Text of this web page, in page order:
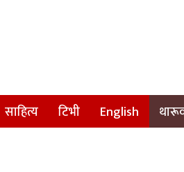
साहित्य टिभी English